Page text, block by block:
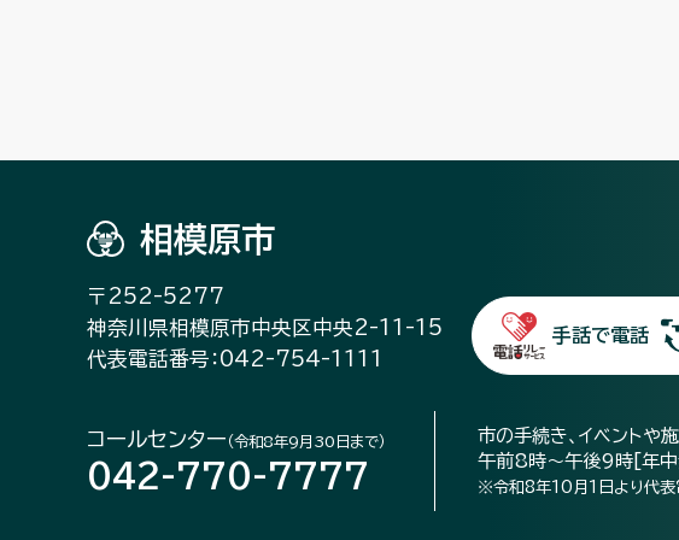
相模原市
〒252-5277
神奈川県相模原市中央区中央2-11-15
代表電話番号：042-754-1111
手話で電話
コールセンター （令和8年9月30日まで）
042-770-7777
市の手続き、イベントや
午前8時～午後9時[年中
※令和8年10月1日より代表